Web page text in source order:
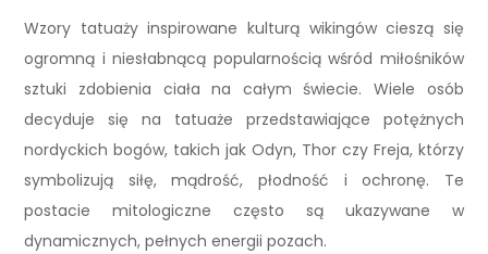
Wzory tatuaży inspirowane kulturą wikingów cieszą się
ogromną i niesłabnącą popularnością wśród miłośników
sztuki zdobienia ciała na całym świecie. Wiele osób
decyduje się na tatuaże przedstawiające potężnych
nordyckich bogów, takich jak Odyn, Thor czy Freja, którzy
symbolizują siłę, mądrość, płodność i ochronę. Te
postacie mitologiczne często są ukazywane w
dynamicznych, pełnych energii pozach.